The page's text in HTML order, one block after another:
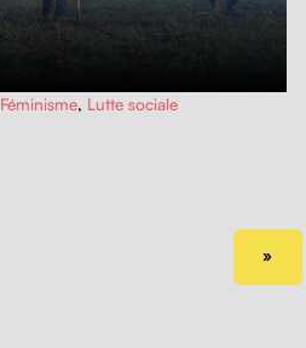
Féminisme, Lutte sociale
»